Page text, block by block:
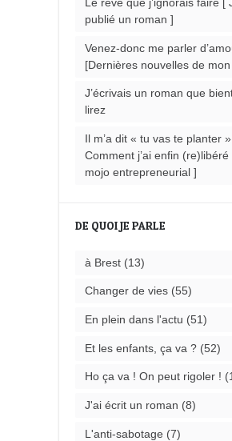
publié un roman ]
Venez-donc me parler
[Dernières nouvelles de
J’écrivais un roman que
lirez
Il m’a dit « tu vas te planter
Comment j’ai enfin (re)libéré
mojo entrepreneurial ]
DE QUOI JE PARLE
à Brest(13)
Changer de vies(55)
En plein dans l'actu (51)
Et les enfants, ça va ?(52)
Ho ça va ! On peut rigoler !
J'ai écrit un roman (8)
L'anti-sabotage (7)